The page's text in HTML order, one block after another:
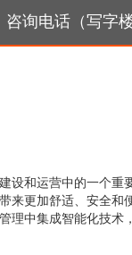
咨询电话（写字
设和运营中的一个重
来更加舒适、安全和
理中集成智能化技术